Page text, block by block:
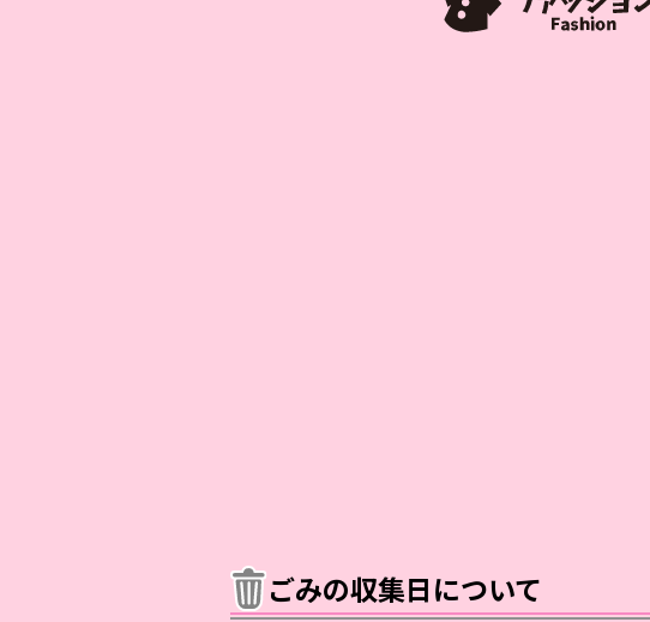
ごみの収集日について